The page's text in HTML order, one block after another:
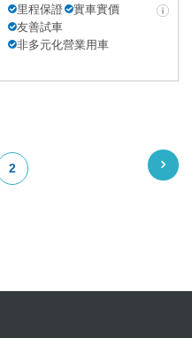
里程保證
實車實價
友善試車
非多元化營業用車
2